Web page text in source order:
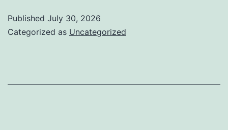
Published July 30, 2026
Categorized as Uncategorized